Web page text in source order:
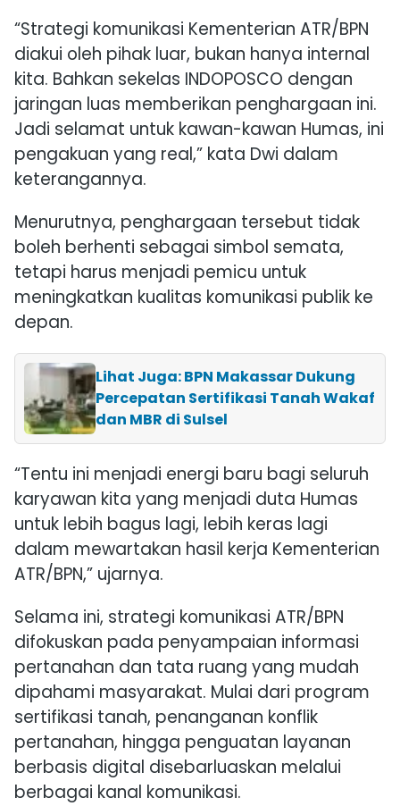
“Strategi komunikasi Kementerian ATR/BPN
diakui oleh pihak luar, bukan hanya internal
kita. Bahkan sekelas INDOPOSCO dengan
jaringan luas memberikan penghargaan ini.
Jadi selamat untuk kawan-kawan Humas, ini
pengakuan yang real,” kata Dwi dalam
keterangannya.
Menurutnya, penghargaan tersebut tidak
boleh berhenti sebagai simbol semata,
tetapi harus menjadi pemicu untuk
meningkatkan kualitas komunikasi publik ke
depan.
Lihat Juga: BPN Makassar Dukung
Percepatan Sertifikasi Tanah Wakaf
dan MBR di Sulsel
“Tentu ini menjadi energi baru bagi seluruh
karyawan kita yang menjadi duta Humas
untuk lebih bagus lagi, lebih keras lagi
dalam mewartakan hasil kerja Kementerian
ATR/BPN,” ujarnya.
Selama ini, strategi komunikasi ATR/BPN
difokuskan pada penyampaian informasi
pertanahan dan tata ruang yang mudah
dipahami masyarakat. Mulai dari program
sertifikasi tanah, penanganan konflik
pertanahan, hingga penguatan layanan
berbasis digital disebarluaskan melalui
berbagai kanal komunikasi.